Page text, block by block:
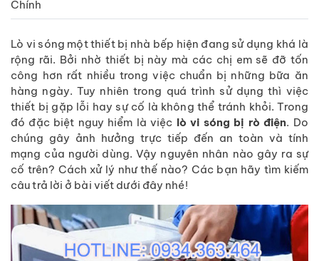
Chính
Lò vi sóng một thiết bị nhà bếp hiện đang sử dụng khá là
rộng rãi. Bởi nhờ thiết bị này mà các chị em sẽ đỡ tốn
công hơn rất nhiều trong việc chuẩn bị những bữa ăn
hàng ngày. Tuy nhiên trong quá trình sử dụng thì việc
thiết bị gặp lỗi hay sự cố là không thể tránh khỏi. Trong
đó đặc biệt nguy hiểm là việc lò vi sóng bị rò điện. Do
chúng gây ảnh hưởng trực tiếp đến an toàn và tính
mạng của người dùng. Vậy nguyên nhân nào gây ra sự
cố trên? Cách xử lý như thế nào? Các bạn hãy tìm kiếm
câu trả lời ở bài viết dưới đây nhé!